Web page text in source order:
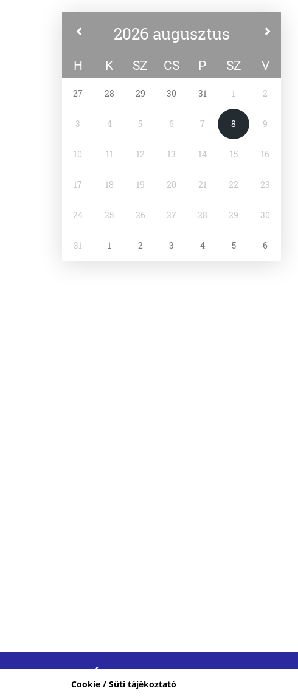
Cookie / Süti tájékoztató
2026 augusztus
H K SZ CS P SZ V
27 28 29 30 31 1 2
3 4 5 6 7 8 9
10 11 12 13 14 15 16
17 18 19 20 21 22 23
24 25 26 27 28 29 30
31 1 2 3 4 5 6
VAS VÁRMEGYEI
KERESKEDELMI ÉS IPARKAMARA